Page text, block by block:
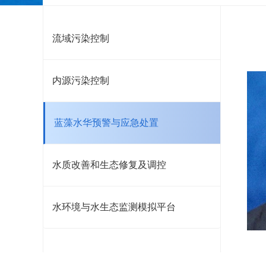
流域污染控制
内源污染控制
蓝藻水华预警与应急处置
水质改善和生态修复及调控
水环境与水生态监测模拟平台